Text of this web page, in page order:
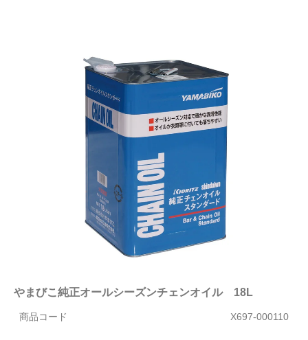
やまびこ純正オールシーズンチェンオイル 18L
商品コード X697-000110